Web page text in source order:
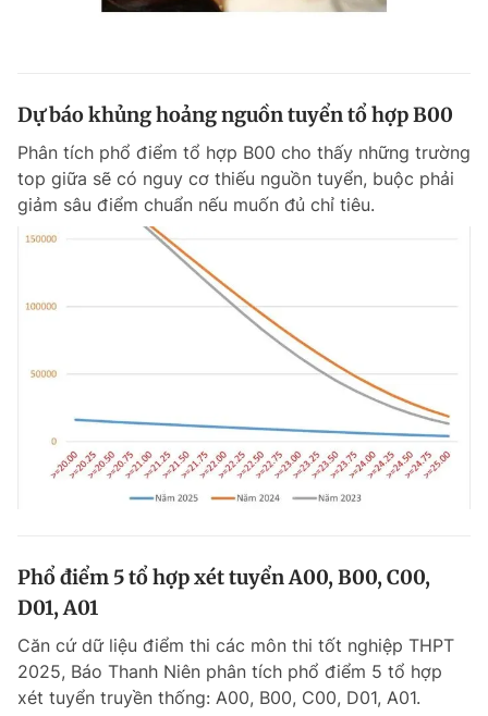
Dự báo khủng hoảng nguồn tuyển tổ hợp B00
Phân tích phổ điểm tổ hợp B00 cho thấy những trường
top giữa sẽ có nguy cơ thiếu nguồn tuyển, buộc phải
giảm sâu điểm chuẩn nếu muốn đủ chỉ tiêu.
Phổ điểm 5 tổ hợp xét tuyển A00, B00, C00,
D01, A01
Căn cứ dữ liệu điểm thi các môn thi tốt nghiệp THPT
2025, Báo Thanh Niên phân tích phổ điểm 5 tổ hợp
xét tuyển truyền thống: A00, B00, C00, D01, A01.